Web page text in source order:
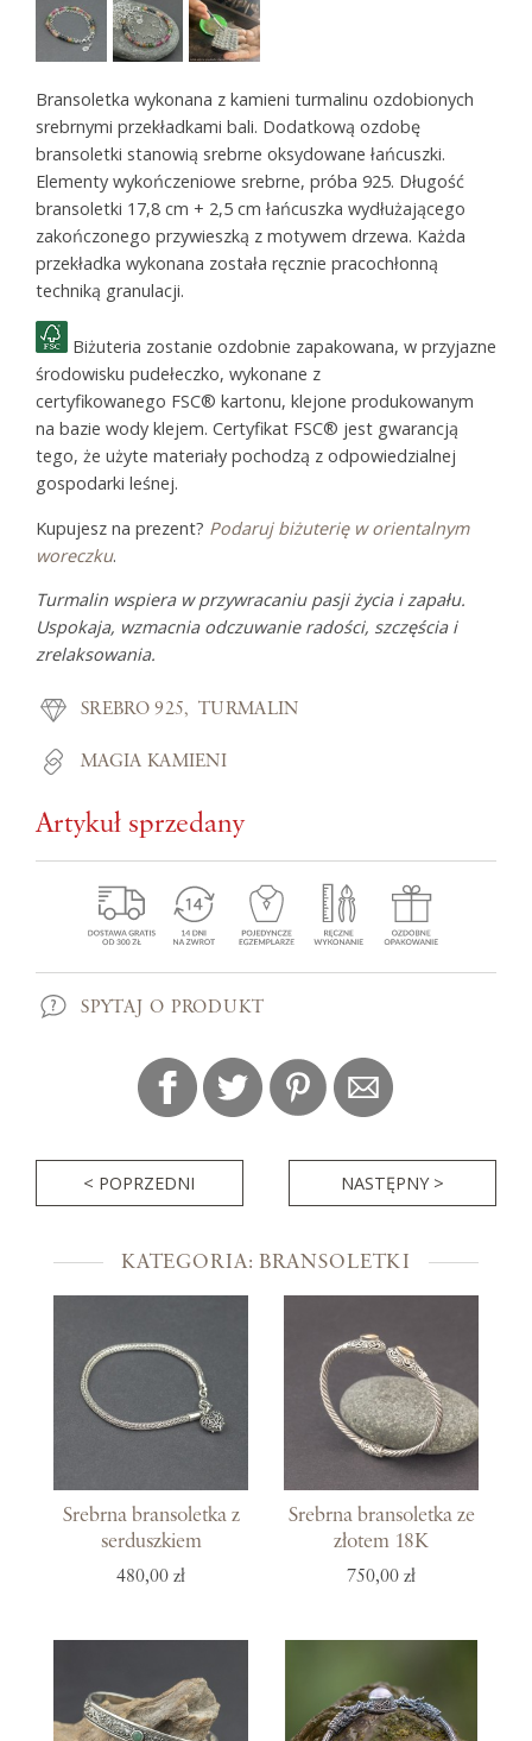
Bransoletka wykonana z kamieni turmalinu ozdobionych
srebrnymi przekładkami bali. Dodatkową ozdobę
bransoletki stanowią srebrne oksydowane łańcuszki.
Elementy wykończeniowe srebrne, próba 925. Długość
bransoletki 17,8 cm + 2,5 cm łańcuszka wydłużającego
zakończonego przywieszką z motywem drzewa. Każda
przekładka wykonana została ręcznie pracochłonną
techniką granulacji.
Biżuteria zostanie ozdobnie zapakowana, w przyjazne
środowisku pudełeczko, wykonane z
certyfikowanego FSC® kartonu, klejone produkowanym
na bazie wody klejem. Certyfikat FSC® jest gwarancją
tego, że użyte materiały pochodzą z odpowiedzialnej
gospodarki leśnej.
Kupujesz na prezent? Podaruj biżuterię w orientalnym
woreczku.
Turmalin wspiera w przywracaniu pasji życia i zapału.
Uspokaja, wzmacnia odczuwanie radości, szczęścia i
zrelaksowania.
SREBRO 925 TURMALIN
MAGIA KAMIENI
Artykuł sprzedany
SPYTAJ O PRODUKT
< POPRZEDNI NASTĘPNY >
KATEGORIA: BRANSOLETKI
Srebrna bransoletka z
serduszkiem
480,00 zł
Srebrna bransoletka ze
złotem 18K
750,00 zł